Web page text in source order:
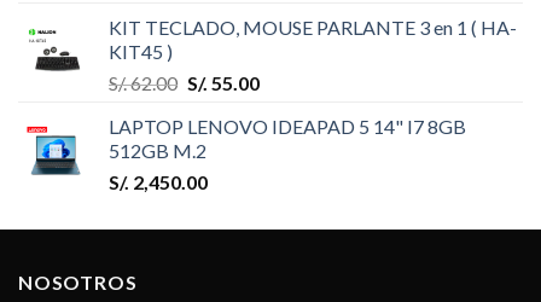
KIT TECLADO, MOUSE PARLANTE 3 en 1 ( HA-
KIT45 )
S/.62.00 S/. 55.00
LAPTOP LENOVO IDEAPAD 5 14" I7 8GB
512GB M.2
S/. 2,450.00
NOSOTROS